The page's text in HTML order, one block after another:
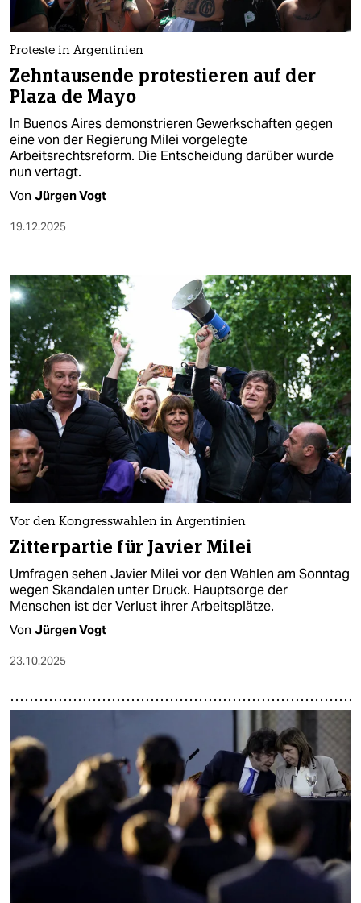
Proteste in Argentinien
Zehntausende protestieren auf der
Plaza de Mayo
In Buenos Aires demonstrieren Gewerkschaften gegen
eine von der Regierung Milei vorgelegte
Arbeitsrechtsreform. Die Entscheidung darüber wurde
nun vertagt.
Von Jürgen Vogt
19.12.2025
Vor den Kongresswahlen in Argentinien
Zitterpartie für Javier Milei
Umfragen sehen Javier Milei vor den Wahlen am Sonntag
wegen Skandalen unter Druck. Hauptsorge der
Menschen ist der Verlust ihrer Arbeitsplätze.
Von Jürgen Vogt
23.10.2025